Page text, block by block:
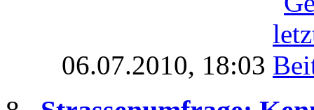
06.07.2010, 18:03